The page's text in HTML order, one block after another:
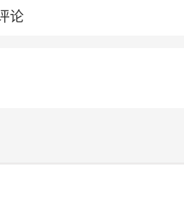
论